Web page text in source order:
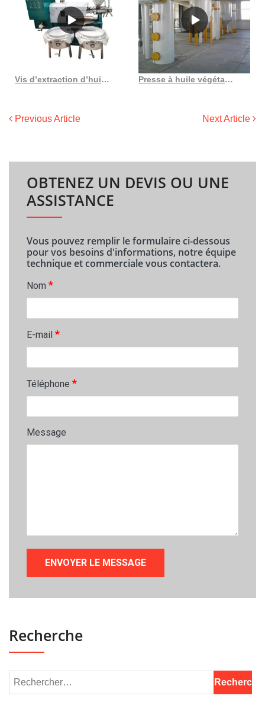
Vis d’extraction d’huile entièrement automatisée, robuste, de qualité ISO Presse à huile végétale 6yl 105 3 de haute qualité au Burundi
Previous Article Next Article
OBTENEZ UN DEVIS OU UNE
ASSISTANCE
Vous pouvez remplir le formulaire ci-dessous
pour vos besoins d'informations, notre équipe
technique et commerciale vous contactera.
Nom *
E-mail *
Téléphone *
Message
Recherche